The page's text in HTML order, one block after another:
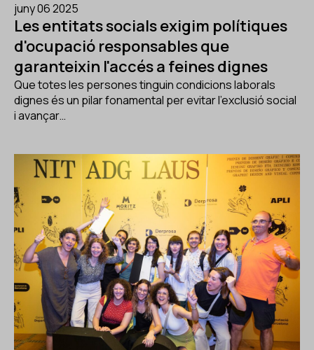
juny 06 2025
Les entitats socials exigim polítiques
d'ocupació responsables que
garanteixin l'accés a feines dignes
Que totes les persones tinguin condicions laborals
dignes és un pilar fonamental per evitar l'exclusió social
i avançar…